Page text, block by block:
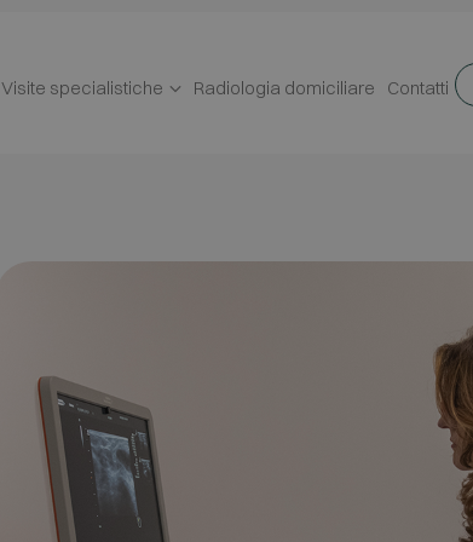
Visite specialistiche Radiologia domiciliare Contatti